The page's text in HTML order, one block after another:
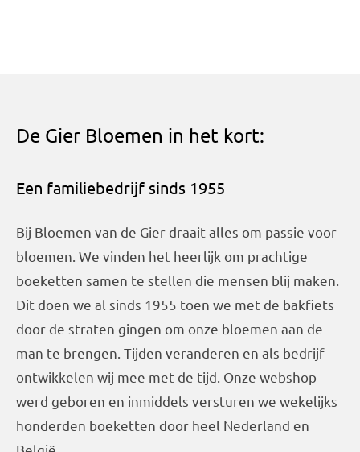
De Gier Bloemen in het kort:
Een familiebedrijf sinds 1955
Bij Bloemen van de Gier draait alles om passie voor
bloemen. We vinden het heerlijk om prachtige
boeketten samen te stellen die mensen blij maken.
Dit doen we al sinds 1955 toen we met de bakfiets
door de straten gingen om onze bloemen aan de
man te brengen. Tijden veranderen en als bedrijf
ontwikkelen wij mee met de tijd. Onze webshop
werd geboren en inmiddels versturen we wekelijks
honderden boeketten door heel Nederland en